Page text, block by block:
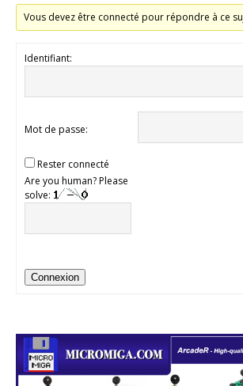
Vous devez être connecté pour répondre à ce
Identifiant:
Mot de passe:
Rester connecté
Are you human? Please
solve:
Connexion